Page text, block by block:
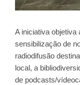
A iniciativa objetiva
sensibilização de
radiodifusão
local, a
de podcasts/